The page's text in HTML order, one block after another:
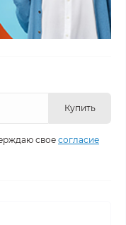
Купить
свое согласие